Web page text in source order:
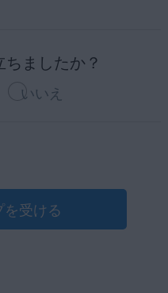
ましたか？
いいえ
受ける